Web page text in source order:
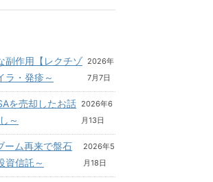
副作用【レクチゾ
ラ・発疹～
2026年
7月7日
を売却したお話
～
2026年6
月13日
ーム再来で盤石
資信託～
2026年5
月18日